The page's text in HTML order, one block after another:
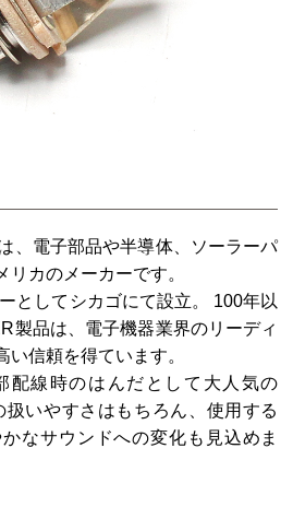
、電子部品や半導体、ソーラーパ
カのメーカーです。
としてシカゴにて設立。 100年以
製品は、電子機器業界のリーディ
い信頼を得ています。
配線時のはんだとして大人気の
いやすさはもちろん、使用する
なサウンドへの変化も見込めま